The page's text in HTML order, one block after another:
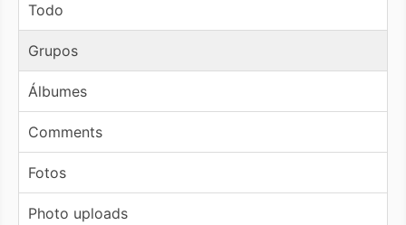
Todo
Grupos
Álbumes
Comments
Fotos
Photo uploads